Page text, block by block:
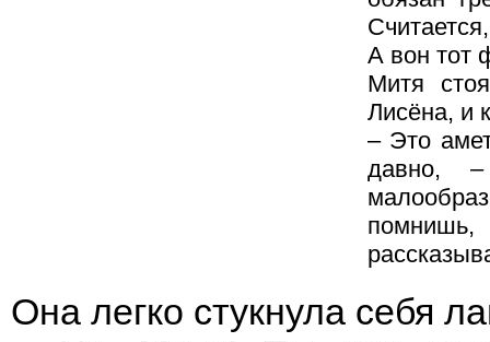
А вон тот
Митя
Лисёна, и
– Это
давно,
Она легко стукнула себя